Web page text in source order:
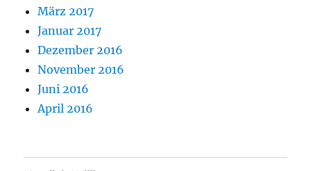
März 2017
Januar 2017
Dezember 2016
November 2016
Juni 2016
April 2016